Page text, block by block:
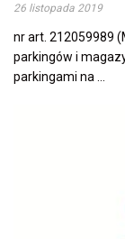
26 listopada 2019
nr art. 212059989
parkingów i
parkingami na ...